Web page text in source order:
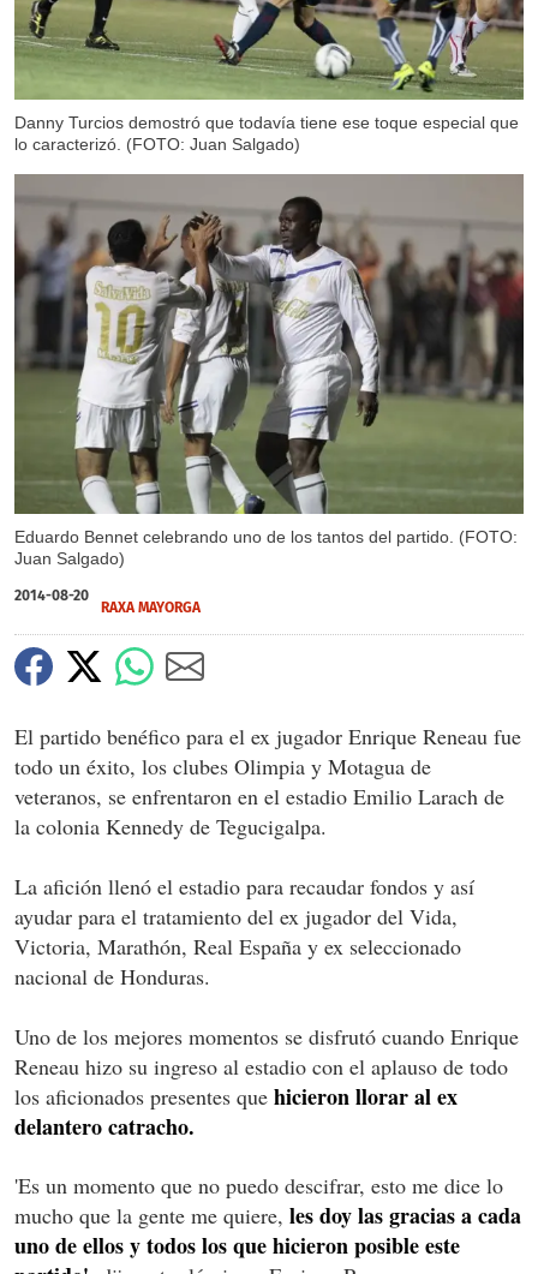
Danny Turcios demostró que todavía tiene ese toque especial que
lo caracterizó. (FOTO: Juan Salgado)
Eduardo Bennet celebrando uno de los tantos del partido. (FOTO:
Juan Salgado)
2014-08-20
RAXA MAYORGA
El partido benéfico para el ex jugador Enrique Reneau fue
todo un éxito, los clubes Olimpia y Motagua de
veteranos, se enfrentaron en el estadio Emilio Larach de
la colonia Kennedy de Tegucigalpa.
La afición llenó el estadio para recaudar fondos y así
ayudar para el tratamiento del ex jugador del Vida,
Victoria, Marathón, Real España y ex seleccionado
nacional de Honduras.
Uno de los mejores momentos se disfrutó cuando Enrique
Reneau hizo su ingreso al estadio con el aplauso de todo
los aficionados presentes que hicieron llorar al ex
delantero catracho.
'Es un momento que no puedo descifrar, esto me dice lo
mucho que la gente me quiere, les doy las gracias a cada
uno de ellos y todos los que hicieron posible este